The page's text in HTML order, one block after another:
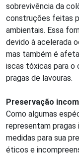
sobrevivência da
construções feitas
ambientais. Essa
devido à acelerada
mas também é
iscas tóxicas para o
pragas de lavouras.
Preservação
Como algumas
representam pragas
medidas para sua
éticos e